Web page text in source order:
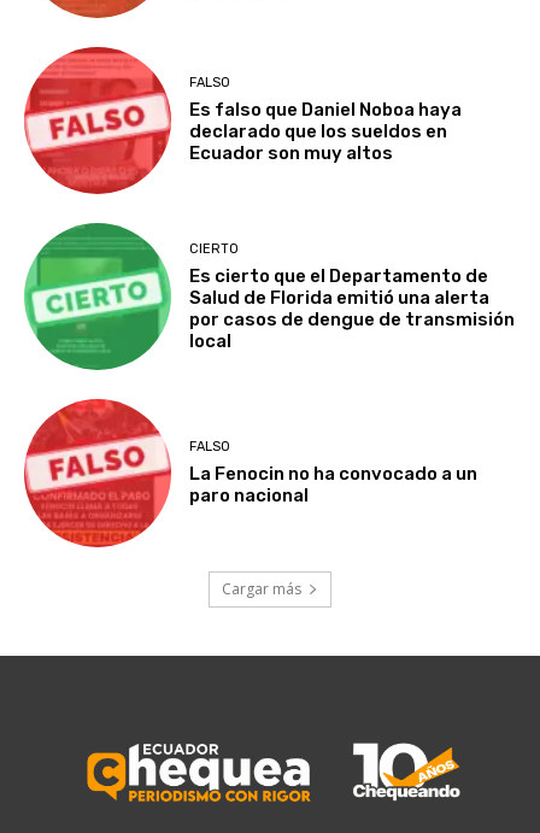
FALSO
Es falso que Daniel Noboa haya
declarado que los sueldos en
Ecuador son muy altos
CIERTO
Es cierto que el Departamento de
Salud de Florida emitió una alerta
por casos de dengue de transmisión
local
FALSO
La Fenocin no ha convocado a un
paro nacional
Cargar más